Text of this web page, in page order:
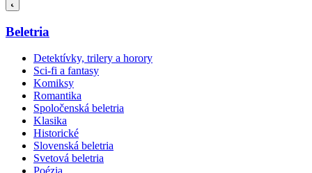
Beletria
Detektívky, trilery a horory
Sci-fi a fantasy
Komiksy
Romantika
Spoločenská beletria
Klasika
Historické
Slovenská beletria
Svetová beletria